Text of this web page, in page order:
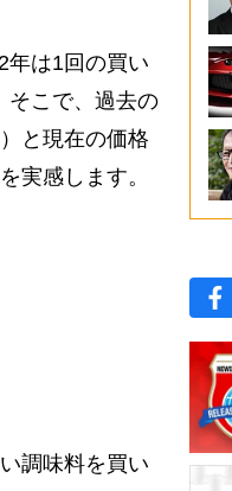
は1回の買い
そこで、過去の
と現在の価格
実感します。
調味料を買い